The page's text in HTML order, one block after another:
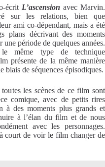
écrit L’ascension avec Marvin.
sur les relations, bien que
ami co-dépendant, mais a été
plans décrivant des moments
une période de quelques années.
même type de technique
présente de la même manière
biais de séquences épisodiques.
les scènes de ce film sont
comique, avec de petits rires
à des moments plus grands et
à l’élan du film et de nous
avec les personnages.
court de voir le film changer de